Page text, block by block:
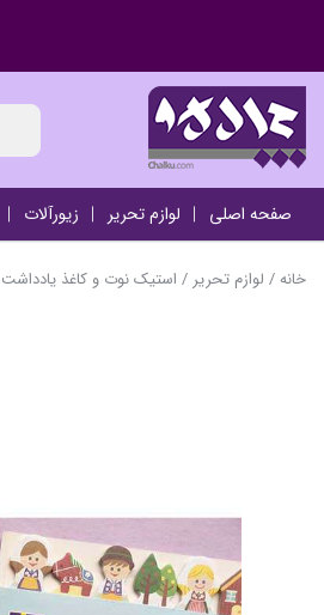
صفحه اصلی لوازم تحریر زیورآلات
خانه/ لوازم تحریر / استیک نوت و کاغذ یادداشت